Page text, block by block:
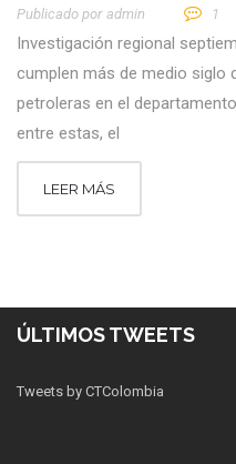
Publicado por Admin 1
Investigación regional
cumplen más de medio siglo
petroleras en el
entre estas, el
LEER MÁS
ÚLTIMOS TWEETS
Tweets by CTColombia